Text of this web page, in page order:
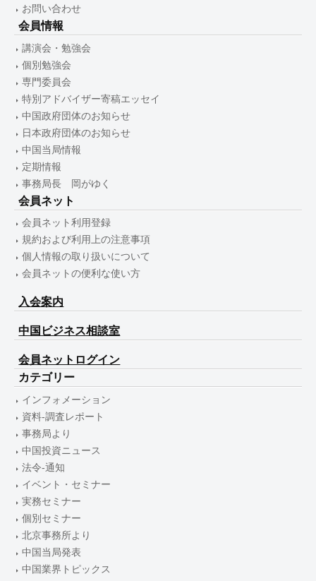
お問い合わせ
会員情報
講演会・勉強会
個別勉強会
専門委員会
特別アドバイザー寄稿エッセイ
中国政府団体のお知らせ
日本政府団体のお知らせ
中国当局情報
定期情報
事務局長 岡がゆく
会員ネット
会員ネット利用登録
規約および利用上の注意事項
個人情報の取り扱いについて
会員ネットの便利な使い方
入会案内
中国ビジネス相談室
会員ネットログイン
カテゴリー
インフォメーション
資料-調査レポート
事務局より
中国投資ニュース
法令-通知
イベント・セミナー
実務セミナー
個別セミナー
北京事務所より
中国当局発表
中国業界トピックス